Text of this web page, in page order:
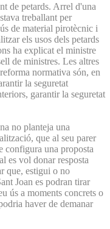
de petards. Arrel d'una
treballant per
de material pirotècnic i
els usos dels petards
ha explicat el ministre
de ministres. Les altres
normativa són, en
la seguretat
garantir la seguretat
no planteja una
que al seu parer
configura una proposta
es vol donar resposta
que, estigui o no
Joan es podran tirar
ús a moments concrets o
haver de demanar